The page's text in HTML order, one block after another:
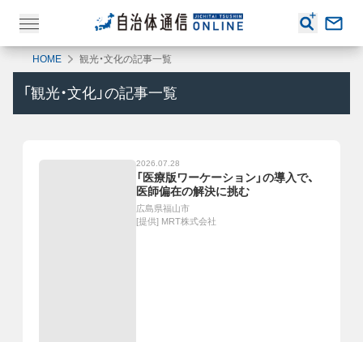
HOME 観光・文化の記事一覧
「 観光・文化 」の記事一覧
2026.07.28
「医療版ワーケーション」の導入で、
医師偏在の解決に挑む
広島県福山市
[提供] MRT株式会社